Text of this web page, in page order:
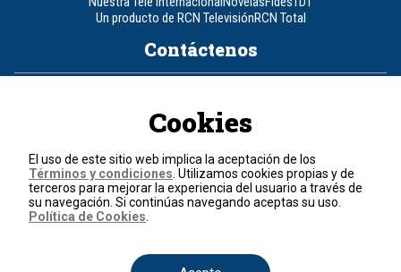
Un producto de RCN TelevisiónRCN Total
Contáctenos
Política de cookies
Términos y condiciones
© 2026, RCN Medios.
Todos los derechos reservados.
Cookies
El uso de este sitio web implica la aceptación de los
Términos y condiciones . Utilizamos cookies propias y de
terceros para mejorar la experiencia del usuario a través de
su navegación. Si continúas navegando aceptas su uso.
Política de Cookies